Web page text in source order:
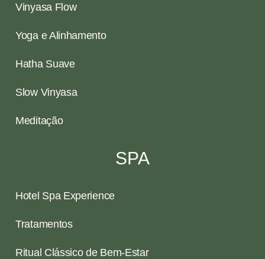
Vinyasa Flow
Yoga e Alinhamento
Hatha Suave
Slow Vinyasa
Meditação
SPA
Hotel Spa Experience
Tratamentos
Ritual Clássico de Bem-Estar